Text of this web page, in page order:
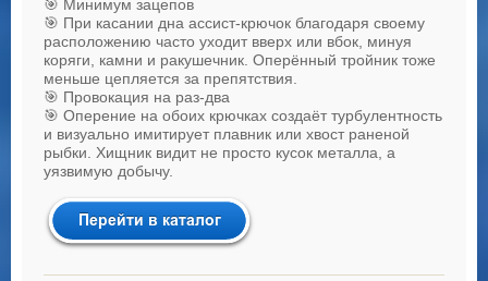
🎯 Минимум зацепов
🎯 При касании дна ассист-крючок благодаря своему
расположению часто уходит вверх или вбок, минуя
коряги, камни и ракушечник. Оперённый тройник тоже
меньше цепляется за препятствия.
🎯 Провокация на раз-два
🎯 Оперение на обоих крючках создаёт турбулентность
и визуально имитирует плавник или хвост раненой
рыбки. Хищник видит не просто кусок металла, а
уязвимую добычу.